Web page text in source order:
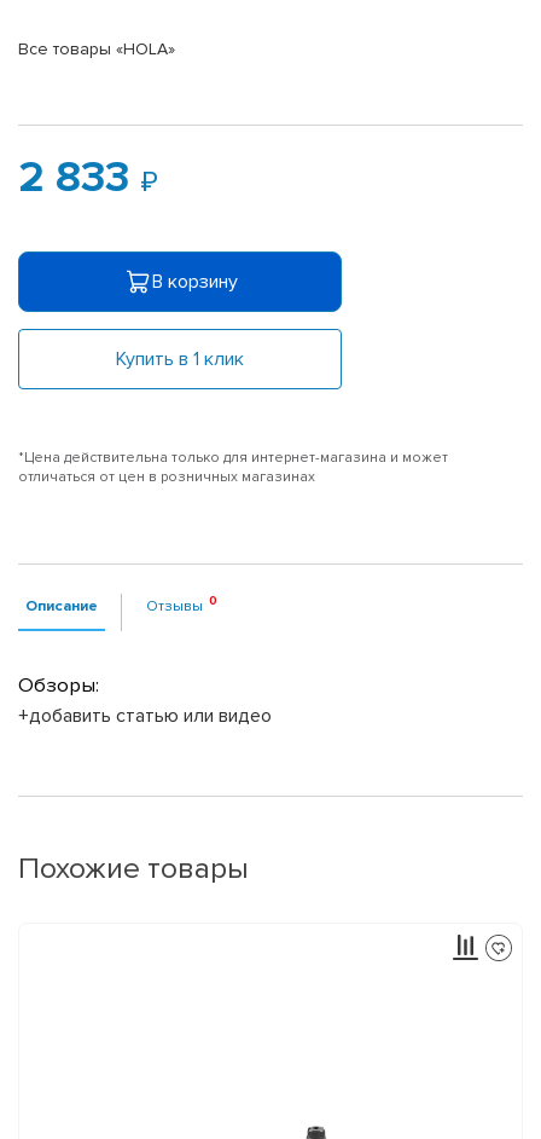
Все товары «HOLA»
2 833
В корзину
Купить в 1 клик
*Цена действительна только для интернет-магазина и может
отличаться от цен в розничных магазинах
Описание Отзывы
Обзоры:
+добавить статью или видео
Похожие товары